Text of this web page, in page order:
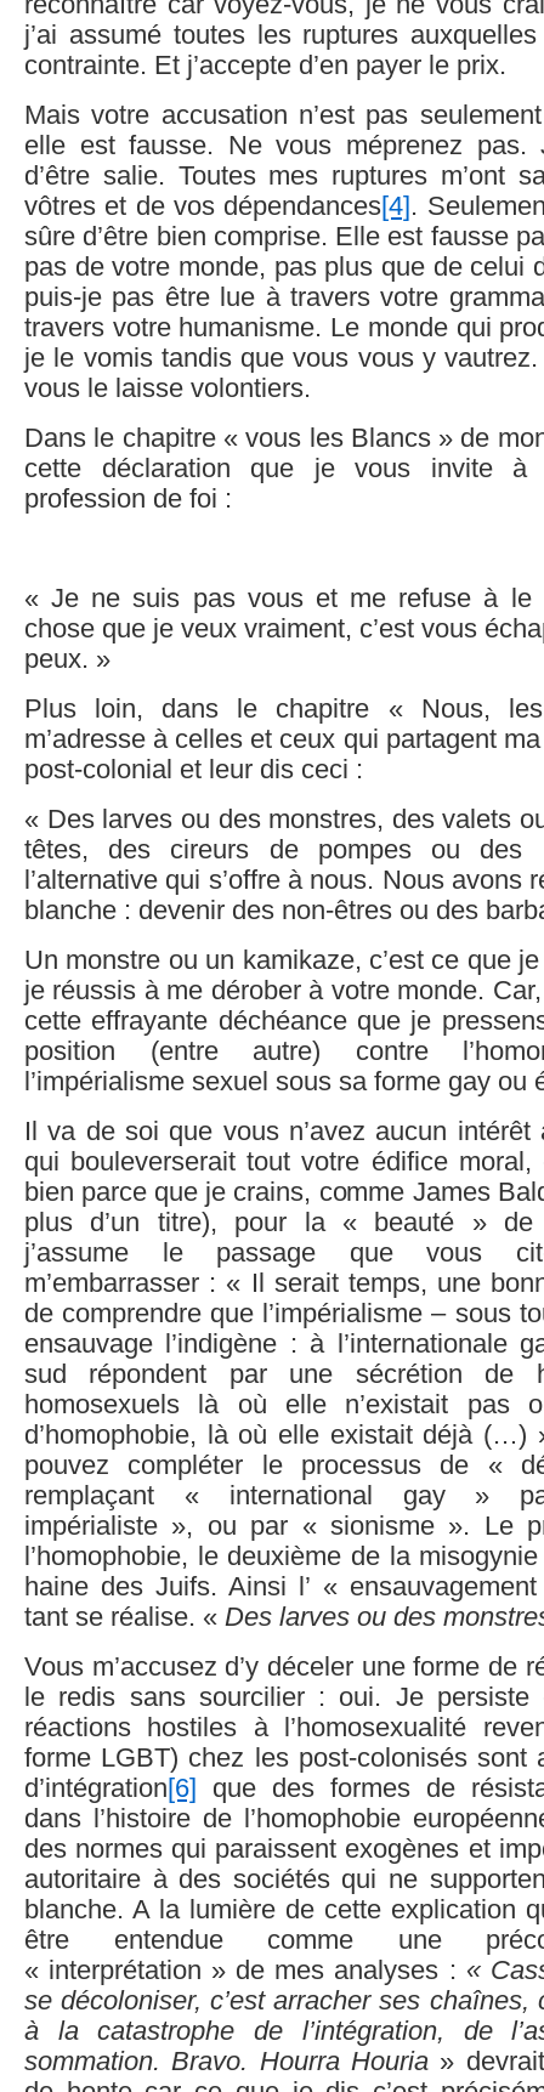
j’ai assumé toutes les ruptures
contrainte. Et j’accepte d’en payer le prix.
Mais votre accusation n’est pas
elle est fausse. Ne vous méprenez pas.
d’être salie. Toutes mes ruptures m’ont
vôtres et de vos dépendances[4] .
sûre d’être bien comprise. Elle est fausse
pas de votre monde, pas plus que de celui
puis-je pas être lue à travers votre
travers votre humanisme. Le monde qui
je le vomis tandis que vous vous y
vous le laisse volontiers.
Dans le chapitre « vous les Blancs » de
cette déclaration que je vous invite à
profession de foi :
« Je ne suis pas vous et me refuse à le
chose que je veux vraiment, c’est vous
peux. »
Plus loin, dans le chapitre « Nous,
m’adresse à celles et ceux qui partagent
post-colonial et leur dis ceci :
« Des larves ou des monstres, des valets
têtes, des cireurs de pompes ou des
l’alternative qui s’offre à nous. Nous avons
blanche : devenir des non-êtres ou des
Un monstre ou un kamikaze, c’est ce que
je réussis à me dérober à votre monde.
cette effrayante déchéance que je
position (entre autre) contre
l’impérialisme sexuel sous sa forme gay ou
Il va de soi que vous n’avez aucun
qui bouleverserait tout votre édifice moral,
bien parce que je crains, comme James
plus d’un titre), pour la « beauté » de
j’assume le passage que vous
m’embarrasser : « Il serait temps, une
de comprendre que l’impérialisme – sous
ensauvage l’indigène : à l’internationale
sud répondent par une sécrétion de
homosexuels là où elle n’existait pas
d’homophobie, là où elle existait déjà (…)
pouvez compléter le processus de «
remplaçant « international gay »
impérialiste », ou par « sionisme ». Le
l’homophobie, le deuxième de la
haine des Juifs. Ainsi l’ «
tant se réalise. « Des larves ou des
Vous m’accusez d’y déceler une forme de
le redis sans sourcilier : oui. Je
réactions hostiles à l’homosexualité
forme LGBT) chez les post-colonisés sont
d’intégration[6]
que des formes de
dans l’histoire de l’homophobie
des normes qui paraissent exogènes et
autoritaire à des sociétés qui ne
blanche. A la lumière de cette explication
être entendue comme une
« interprétation » de mes analyses : «
se décoloniser, c’est arracher ses chaînes,
à la catastrophe de l’intégration, de
sommation. Bravo. Hourra Houria »